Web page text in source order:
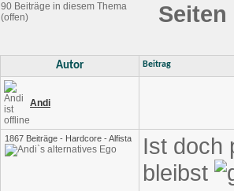
90 Beiträge in diesem Thema
(offen)
Seiten
Autor Beitrag
Andi
1867 Beiträge - Hardcore - Alfista
Ist doch
bleibst